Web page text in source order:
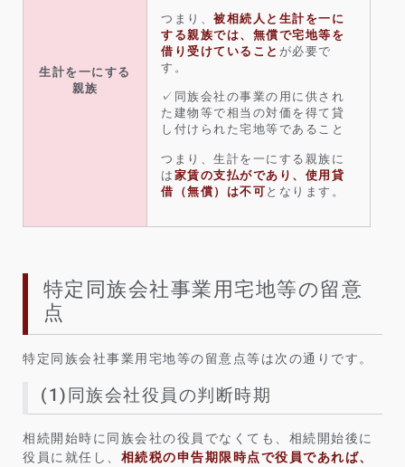
生計を一にする
親族
つまり、 被相続人と生計を一に
する親族では、無償で宅地等を
借り受けていること が必要で
す。
✓同族会社の事業の用に供され
た建物等で相当の対価を得て貸
し付けられた宅地等であること
つまり、生計を一にする親族に
は 家賃の支払がであり、使用貸
借（無償）は不可 となります。
特定同族会社事業用宅地等の留意
点
特定同族会社事業用宅地等の留意点等は次の通りです。
(1)同族会社役員の判断時期
相続開始時に同族会社の役員でなくても、相続開始後に
役員に就任し、 相続税の申告期限時点で役員であれば、